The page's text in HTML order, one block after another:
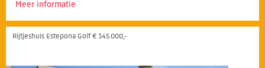
Meer informatie
Rijtjeshuis Estepona Golf € 345.000,-